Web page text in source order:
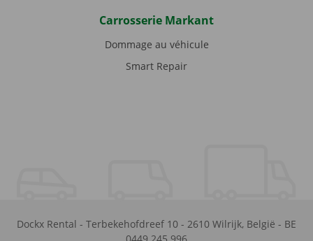
Carrosserie Markant
Dommage au véhicule
Smart Repair
Dockx Rental - Terbekehofdreef 10 - 2610 Wilrijk, België - BE